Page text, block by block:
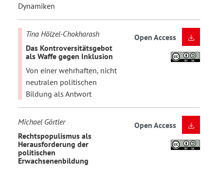
Dynamiken
Tina Hölzel-Chokharash
Das Kontroversitätsgebot
als Waffe gegen Inklusion
Von einer wehrhaften, nicht
neutralen politischen
Bildung als Antwort
Open Access
Michael Görtler
Rechtspopulismus als
Herausforderung der
politischen
Erwachsenenbildung
Open Access